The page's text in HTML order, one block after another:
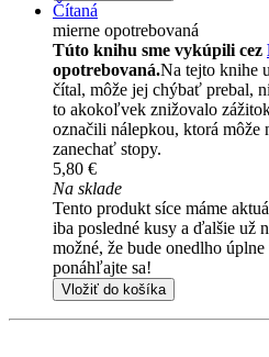
Čítaná
mierne opotrebovaná
Túto knihu sme vykúpili cez
opotrebovaná.Na tejto knihe
čítal, môže jej chýbať prebal,
to akokoľvek znižovalo
označili nálepkou, ktorá môže
zanechať stopy.
5,80 €
Na sklade
Tento produkt síce máme
iba posledné kusy a ďalšie už
možné, že bude onedlho
ponáhľajte sa!
Vložiť do košíka